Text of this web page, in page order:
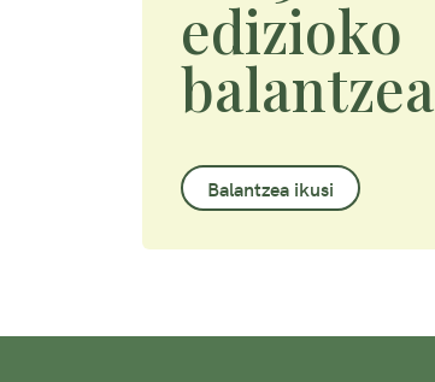
edizioko
balantzea
Balantzea ikusi